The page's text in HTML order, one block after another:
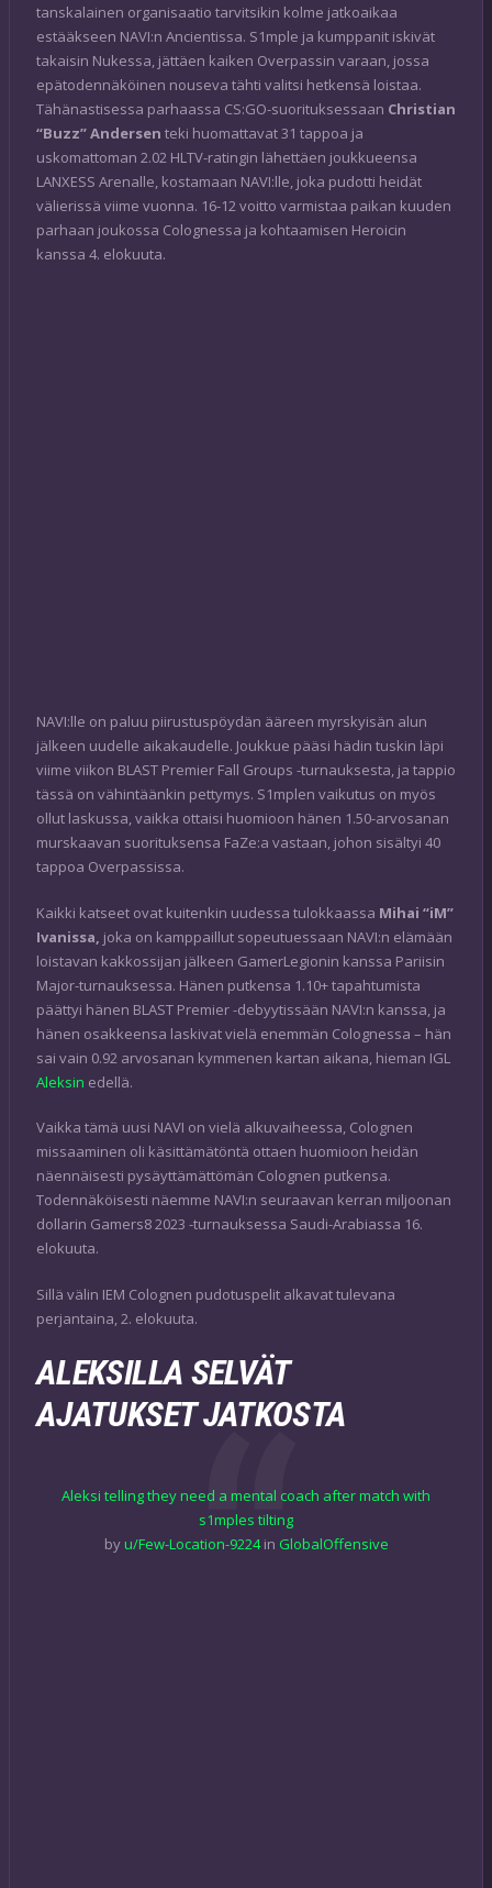
tanskalainen organisaatio tarvitsikin kolme jatkoaikaa
estääkseen NAVI:n Ancientissa. S1mple ja kumppanit iskivät
takaisin Nukessa, jättäen kaiken Overpassin varaan, jossa
epätodennäköinen nouseva tähti valitsi hetkensä loistaa.
Tähänastisessa parhaassa CS:GO-suorituksessaan Christian
“Buzz” Andersen teki huomattavat 31 tappoa ja
uskomattoman 2.02 HLTV-ratingin lähettäen joukkueensa
LANXESS Arenalle, kostamaan NAVI:lle, joka pudotti heidät
välierissä viime vuonna. 16-12 voitto varmistaa paikan kuuden
parhaan joukossa Colognessa ja kohtaamisen Heroicin
kanssa 4. elokuuta.
NAVI:lle on paluu piirustuspöydän ääreen myrskyisän alun
jälkeen uudelle aikakaudelle. Joukkue pääsi hädin tuskin läpi
viime viikon BLAST Premier Fall Groups -turnauksesta, ja tappio
tässä on vähintäänkin pettymys. S1mplen vaikutus on myös
ollut laskussa, vaikka ottaisi huomioon hänen 1.50-arvosanan
murskaavan suorituksensa FaZe:a vastaan, johon sisältyi 40
tappoa Overpassissa.
Kaikki katseet ovat kuitenkin uudessa tulokkaassa Mihai “iM”
Ivanissa, joka on kamppaillut sopeutuessaan NAVI:n elämään
loistavan kakkossijan jälkeen GamerLegionin kanssa Pariisin
Major-turnauksessa. Hänen putkensa 1.10+ tapahtumista
päättyi hänen BLAST Premier -debyytissään NAVI:n kanssa, ja
hänen osakkeensa laskivat vielä enemmän Colognessa – hän
sai vain 0.92 arvosanan kymmenen kartan aikana, hieman IGL
Aleksin edellä.
Vaikka tämä uusi NAVI on vielä alkuvaiheessa, Colognen
missaaminen oli käsittämätöntä ottaen huomioon heidän
näennäisesti pysäyttämättömän Colognen putkensa.
Todennäköisesti näemme NAVI:n seuraavan kerran miljoonan
dollarin Gamers8 2023 -turnauksessa Saudi-Arabiassa 16.
elokuuta.
Sillä välin IEM Colognen pudotuspelit alkavat tulevana
perjantaina, 2. elokuuta.
ALEKSILLA SELVÄT
AJATUKSET JATKOSTA
Aleksi telling they need a mental coach after match with
s1mples tilting
byu/Few-Location-9224in GlobalOffensive